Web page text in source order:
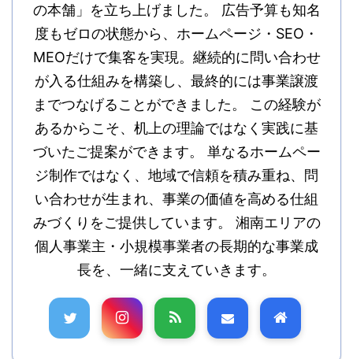
の本舗」を立ち上げました。 広告予算も知名
度もゼロの状態から、ホームページ・SEO・
MEOだけで集客を実現。継続的に問い合わせ
が入る仕組みを構築し、最終的には事業譲渡
までつなげることができました。 この経験が
あるからこそ、机上の理論ではなく実践に基
づいたご提案ができます。 単なるホームペー
ジ制作ではなく、地域で信頼を積み重ね、問
い合わせが生まれ、事業の価値を高める仕組
みづくりをご提供しています。 湘南エリアの
個人事業主・小規模事業者の長期的な事業成
長を、一緒に支えていきます。